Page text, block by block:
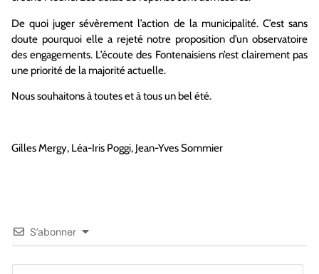
De quoi juger sévèrement l’action de la municipalité. C’est sans
doute pourquoi elle a rejeté notre proposition d’un observatoire
des engagements. L’écoute des Fontenaisiens n’est clairement pas
une priorité de la majorité actuelle.
Nous souhaitons à toutes et à tous un bel été.
GillesMergy, Léa-Iris Poggi, Jean-Yves Sommier
S’abonner